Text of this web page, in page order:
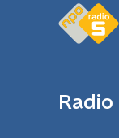
Radio